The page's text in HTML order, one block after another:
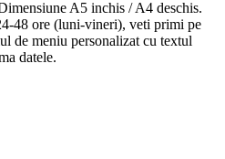
A5 inchis / A4 deschis.
48 ore (luni-vineri), veti primi pe
de meniu personalizat cu textul
datele.